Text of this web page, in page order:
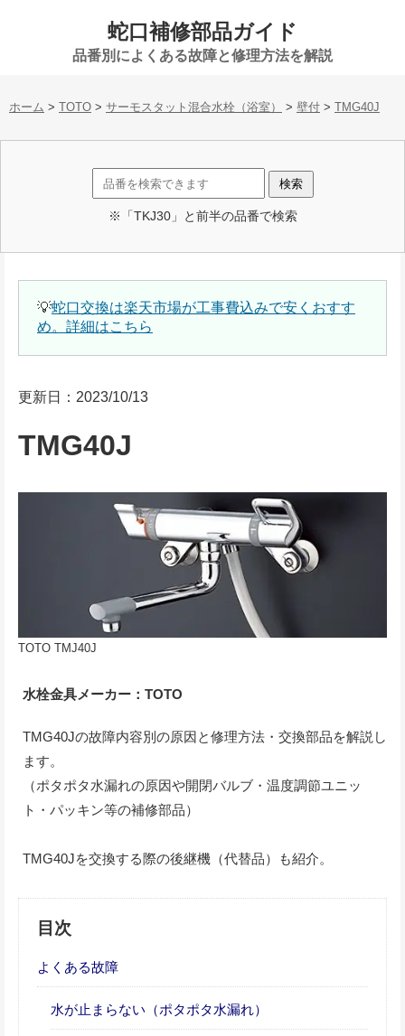
蛇口補修部品ガイド
品番別によくある故障と修理方法を解説
ホーム > TOTO > サーモスタット混合水栓（浴室） > 壁付 > TMG40J
※「TKJ30」と前半の品番で検索
💡蛇口交換は楽天市場が工事費込みで安くおすす
め。詳細はこちら
更新日：2023/10/13
TMG40J
TOTO TMJ40J
水栓金具メーカー：TOTO
TMG40Jの故障内容別の原因と修理方法・交換部品を解説し
ます。
（ポタポタ水漏れの原因や開閉バルブ・温度調節ユニッ
ト・パッキン等の補修部品）
TMG40Jを交換する際の後継機（代替品）も紹介。
目次
よくある故障
水が止まらない（ポタポタ水漏れ）